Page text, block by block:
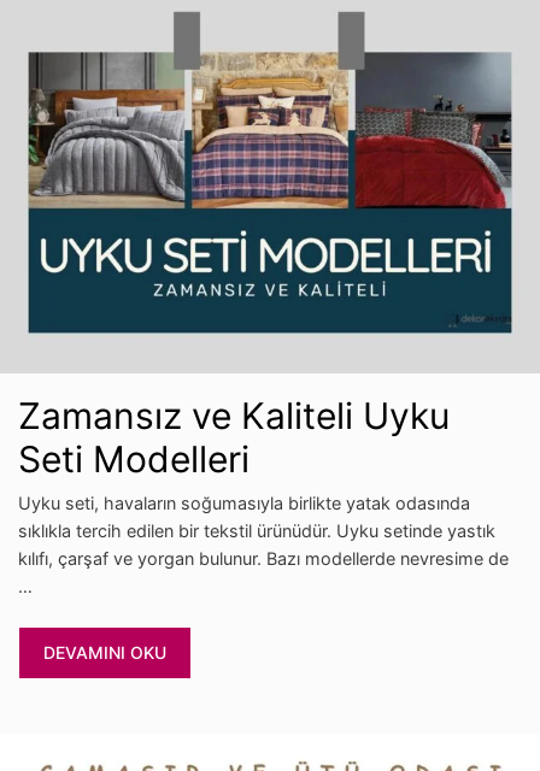
Zamansız ve Kaliteli Uyku
Seti Modelleri
Uyku seti, havaların soğumasıyla birlikte yatak odasında
sıklıkla tercih edilen bir tekstil ürünüdür. Uyku setinde yastık
kılıfı, çarşaf ve yorgan bulunur. Bazı modellerde nevresime de
…
DEVAMINI OKU